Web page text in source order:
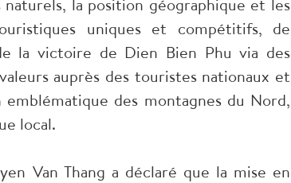
uniques et compétitifs, de
la victoire de Dien Bien Phu via des
auprès des touristes nationaux et
des montagnes du Nord,
local.
Van Thang a déclaré que la mise en